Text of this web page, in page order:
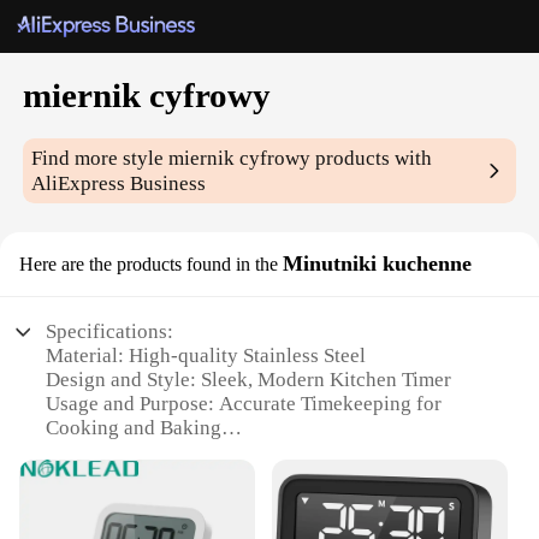
miernik cyfrowy
Find more stylemiernik cyfrowy products with
AliExpress Business
Here are the products found in the Minutniki kuchenne
Specifications:
Material: High-quality Stainless Steel
Design and Style: Sleek, Modern Kitchen Timer
Usage and Purpose: Accurate Timekeeping for
Cooking and Baking
Display
Shape or Size or Weight or Quantity: Compact and
Lightweight